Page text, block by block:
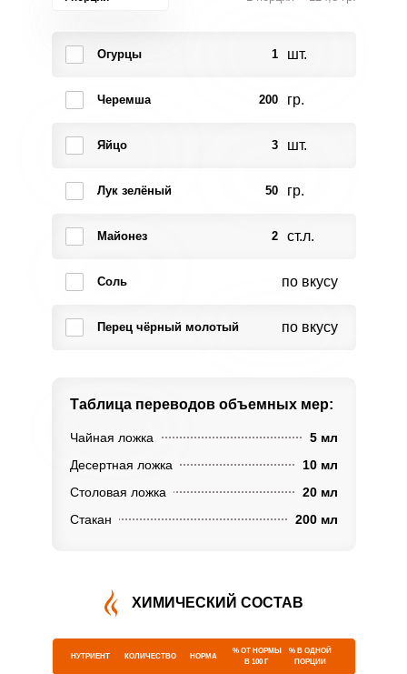
Огурцы 1 шт.
Черемша 200 гр.
Яйцо 3 шт.
Лук зелёный 50 гр.
Майонез 2 ст.л.
Соль по вкусу
Перец чёрный молотый по вкусу
Таблица переводов объемных мер:
Чайная ложка
5 мл
Десертная ложка
10 мл
Столовая ложка
20 мл
Стакан
200 мл
ХИМИЧЕСКИЙ СОСТАВ
НУТРИЕНТ КОЛИЧЕСТВО НОРМА
% ОТ НОРМЫ
В 100 Г
% В ОДНОЙ
ПОРЦИИ